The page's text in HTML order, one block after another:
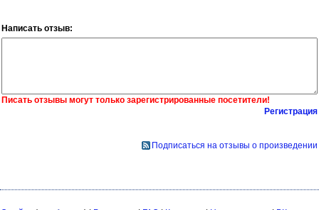
Написать отзыв:
Писать отзывы могут только зарегистрированные посетители!
Регистрация
Подписаться на отзывы о произведении